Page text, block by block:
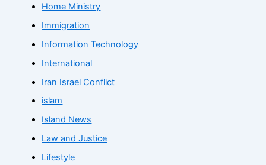
Home Ministry
Immigration
Information Technology
International
Iran Israel Conflict
islam
Island News
Law and Justice
Lifestyle